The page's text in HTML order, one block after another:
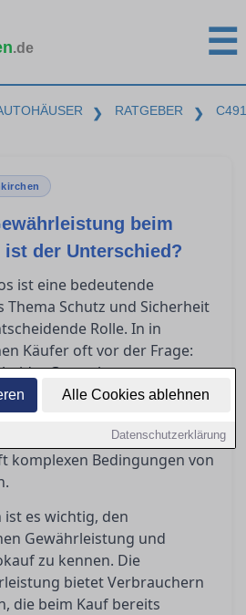
Alle Cookies ablehnen
Datenschutzerklärung
.de ☰
❯ RATGEBER ❯
beim
ist der Unterschied?
ist eine bedeutende
Schutz und Sicherheit
Rolle. In in
Käufer oft vor der Frage:
Garantie von
Artikel bietet klare
er die gesetzlichen und
beleuchtet, sowie die
komplexen Bedingungen von
es wichtig, den
Gewährleistung und
zu kennen. Die
bietet Verbrauchern
die beim Kauf bereits